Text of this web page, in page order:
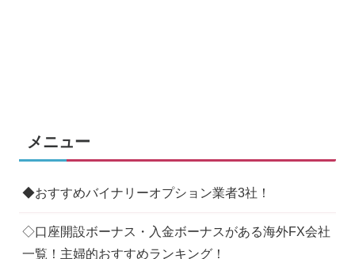
メニュー
◆おすすめバイナリーオプション業者3社！
◇口座開設ボーナス・入金ボーナスがある海外FX会社
一覧！主婦的おすすめランキング！